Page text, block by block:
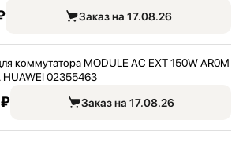
Заказ на 17.08.26
коммутатора MODULE AC EXT 150W AR0M
HUAWEI 02355463
Заказ на 17.08.26